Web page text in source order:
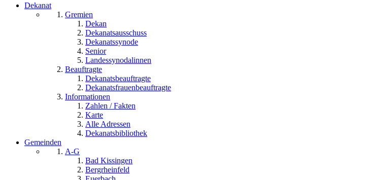
Dekanat
Gremien
Dekan
Dekanatsausschuss
Dekanatssynode
Senior
Landessynodalinnen
Beauftragte
Dekanatsbeauftragte
Dekanatsfrauenbeauftragte
Informationen
Zahlen / Fakten
Karte
Alle Adressen
Dekanatsbibliothek
Gemeinden
A-G
Bad Kissingen
Bergrheinfeld